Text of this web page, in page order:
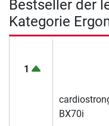
Bestseller der
Kategorie
1
BX70i